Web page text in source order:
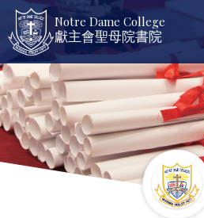
Notre Dame College
獻主會聖母院書院